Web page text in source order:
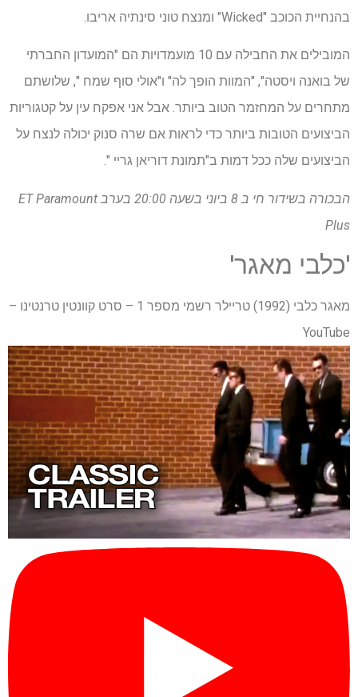
בהנחיית הכוכב "Wicked" ומנצח טוני סינתיה אריבו.
המובילים את החבילה עם 10 מועמדויות הם "המועדון החברתי
של בואנה ויסטה", "המוות הופך לה" ו"אולי סוף שמח ", שלושתם
מתחרים על המחזמר הטוב ביותר. אבל אני אפקח עין על קטגוריות
הביצועים הטובות ביותר כדי לראות אם שרה סנוק יכולה לנצח על
הביצועים שלה ככל דמות ב"תמונת דוריאן גריי ".
הבכורה בשידור חי ב 8 ביוני בשעה 20:00 בערב ET
Paramount
Plus
'כלבי מאגר'
מאגר כלבי (1992) טריילר רשמי מספר 1 – סרט קוונטין טרנטינו –
YouTube